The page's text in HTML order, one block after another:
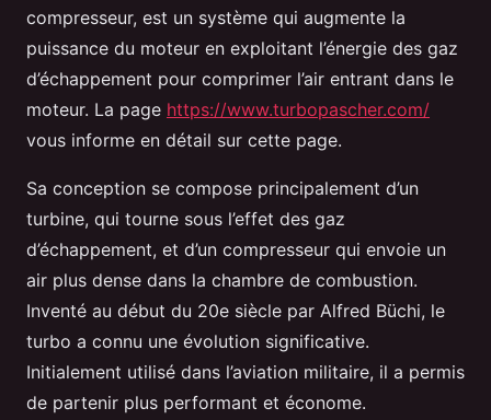
compresseur, est un système qui augmente la
puissance du moteur en exploitant l’énergie des gaz
d’échappement pour comprimer l’air entrant dans le
moteur. La page https://www.turbopascher.com/
vous informe en détail sur cette page.
Sa conception se compose principalement d’un
turbine, qui tourne sous l’effet des gaz
d’échappement, et d’un compresseur qui envoie un
air plus dense dans la chambre de combustion.
Inventé au début du 20e siècle par Alfred Büchi, le
turbo a connu une évolution significative.
Initialement utilisé dans l’aviation militaire, il a permis
de partenir plus performant et économe.